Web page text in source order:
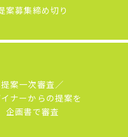
案募集締め切り
提案一次審査 ／
ナーからの提案を
企画書で審査